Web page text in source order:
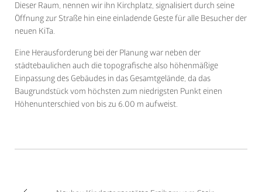
Dieser Raum, nennen wir ihn Kirchplatz, signalisiert durch seine
Öffnung zur Straße hin eine einladende Geste für alle Besucher der
neuen KiTa.
Eine Herausforderung bei der Planung war neben der
städtebaulichen auch die topografische also höhenmäßige
Einpassung des Gebäudes in das Gesamtgelände, da das
Baugrundstück vom höchsten zum niedrigsten Punkt einen
Höhenunterschied von bis zu 6.00 m aufweist.